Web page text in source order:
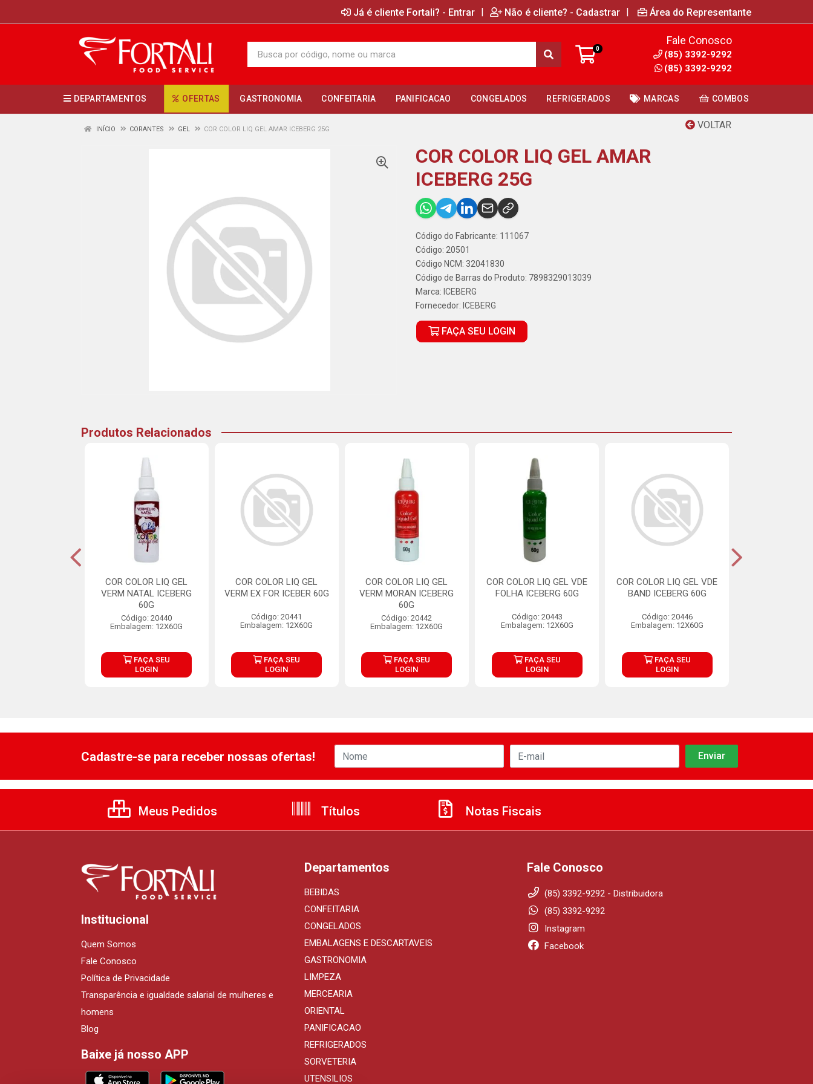
Já é cliente Fortali? - Entrar | Não é cliente? - Cadastrar | Área do Representante
0
Fale Conosco
(85) 3392-9292
(85) 3392-9292
DEPARTAMENTOS OFERTAS GASTRONOMIA CONFEITARIA PANIFICACAO CONGELADOS REFRIGERADOS MARCAS COMBOS
VOLTAR
INÍCIO CORANTES GEL COR COLOR LIQ GEL AMAR ICEBERG 25G
COR COLOR LIQ GEL AMAR
ICEBERG 25G
Código do Fabricante: 111067
Código: 20501
Código NCM: 32041830
Código de Barras do Produto: 7898329013039
Marca: ICEBERG
Fornecedor: ICEBERG
FAÇA SEU LOGIN
Produtos Relacionados
COR COLOR LIQ GEL
VERM NATAL ICEBERG
60G
Código: 20440
Embalagem: 12X60G
FAÇA SEU
LOGIN
COR COLOR LIQ GEL
VERM EX FOR ICEBER 60G
Código: 20441
Embalagem: 12X60G
FAÇA SEU
LOGIN
COR COLOR LIQ GEL
VERM MORAN ICEBERG
60G
Código: 20442
Embalagem: 12X60G
FAÇA SEU
LOGIN
COR COLOR LIQ GEL VDE
FOLHA ICEBERG 60G
Código: 20443
Embalagem: 12X60G
FAÇA SEU
LOGIN
COR COLOR LIQ GEL VDE
BAND ICEBERG 60G
Código: 20446
Embalagem: 12X60G
FAÇA SEU
LOGIN
Cadastre-se para receber nossas ofertas!
Meus Pedidos Títulos Notas Fiscais
Institucional
Quem Somos
Fale Conosco
Política de Privacidade
Transparência e igualdade salarial de mulheres e
homens
Blog
Baixe já nosso APP
Departamentos
BEBIDAS
CONFEITARIA
CONGELADOS
EMBALAGENS E DESCARTAVEIS
GASTRONOMIA
LIMPEZA
MERCEARIA
ORIENTAL
PANIFICACAO
REFRIGERADOS
SORVETERIA
UTENSILIOS
Fale Conosco
(85) 3392-9292 - Distribuidora
(85) 3392-9292
Instagram
Facebook